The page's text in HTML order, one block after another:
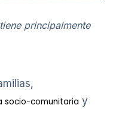
principalmente
socio-comunitaria y